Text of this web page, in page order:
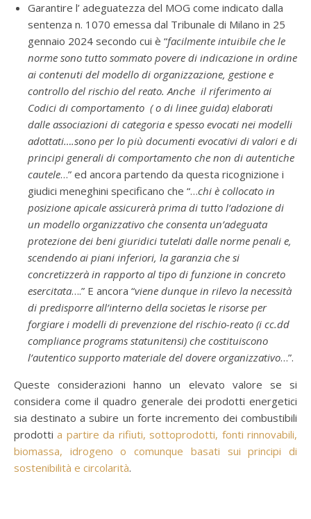
Garantire l’ adeguatezza del MOG come indicato dalla
sentenza n. 1070 emessa dal Tribunale di Milano in 25
gennaio 2024 secondo cui è “facilmente intuibile che le
norme sono tutto sommato povere di indicazione in ordine
ai contenuti del modello di organizzazione, gestione e
controllo del rischio del reato. Anche il riferimento ai
Codici di comportamento ( o di linee guida) elaborati
dalle associazioni di categoria e spesso evocati nei modelli
adottati….sono per lo più documenti evocativi di valori e di
principi generali di comportamento che non di autentiche
cautele…” ed ancora partendo da questa ricognizione i
giudici meneghini specificano che “…chi è collocato in
posizione apicale assicurerà prima di tutto l’adozione di
un modello organizzativo che consenta un’adeguata
protezione dei beni giuridici tutelati dalle norme penali e,
scendendo ai piani inferiori, la garanzia che si
concretizzerà in rapporto al tipo di funzione in concreto
esercitata….” E ancora “viene dunque in rilevo la necessità
di predisporre all’interno della societas le risorse per
forgiare i modelli di prevenzione del rischio-reato (i cc.dd
compliance programs statunitensi) che costituiscono
l’autentico supporto materiale del dovere organizzativo…”.
Queste considerazioni hanno un elevato valore se si
considera come il quadro generale dei prodotti energetici
sia destinato a subire un forte incremento dei combustibili
prodotti a partire da rifiuti, sottoprodotti, fonti rinnovabili,
biomassa, idrogeno o comunque basati sui principi di
sostenibilità e circolarità.